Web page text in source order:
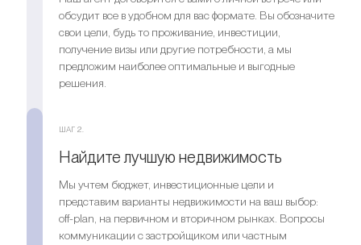
Оставить заявку
обсудит все в удобном для вас формате. Вы обозначите
свои цели, будь то проживание, инвестиции,
получение визы или другие потребности, а мы
предложим наиболее оптимальные и выгодные
решения.
ШАГ 2.
Найдите лучшую недвижимость
Мы учтем бюджет, инвестиционные цели и
представим варианты недвижимости на ваш выбор:
off-plan, на первичном и вторичном рынках. Вопросы
коммуникации с застройщиком или частным